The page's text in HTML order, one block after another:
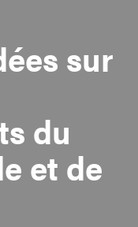
sur
du
et de